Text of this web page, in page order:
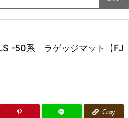
-50系 ラゲッジマット【FJ
Copy